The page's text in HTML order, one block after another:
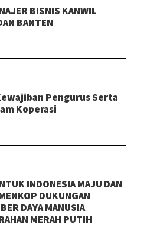
BISNIS KANWIL
BANTEN
Pengurus Serta
Koperasi
INDONESIA MAJU DAN
DUKUNGAN
DAYA MANUSIA
MERAH PUTIH